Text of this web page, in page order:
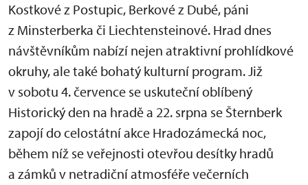
Kostkové z Postupic, Berkové z Dubé, páni
z Minsterberka či Liechtensteinové. Hrad dnes
návštěvníkům nabízí nejen atraktivní prohlídkové
okruhy, ale také bohatý kulturní program. Již
v sobotu 4. července se uskuteční oblíbený
Historický den na hradě a 22. srpna se Šternberk
zapojí do celostátní akce Hradozámecká noc,
během níž se veřejnosti otevřou desítky hradů
a zámků v netradiční atmosféře večerních